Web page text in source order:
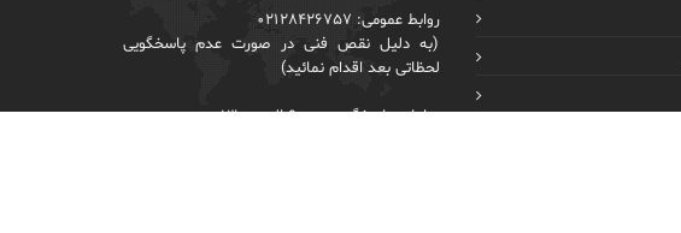
روابط عمومی: 02128426757
(به دلیل نقص فنی در صورت عدم پاسخگویی
لحظاتی بعد اقدام نمائید)
ساعات پاسخگویی: 9:00 الی 13:00